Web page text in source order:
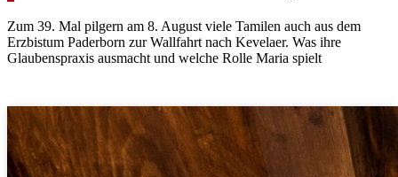
Zum 39. Mal pilgern am 8. August viele Tamilen auch aus dem
Erzbistum Paderborn zur Wallfahrt nach Kevelaer. Was ihre
Glaubenspraxis ausmacht und welche Rolle Maria spielt